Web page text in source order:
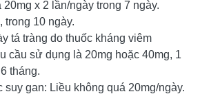
x 2 lần/ngày trong 7 ngày.
trong 10 ngày.
tá tràng do thuốc kháng viêm
cầu sử dụng là 20mg hoặc 40mg, 1
tháng.
suy gan: Liều không quá 20mg/ngày.